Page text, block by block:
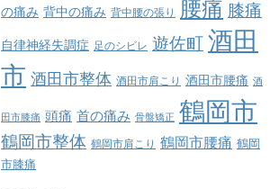
の痛み 背中の痛み 背中腰の張り 腰痛 膝痛
自律神経失調症 足のシビレ 遊佐町 酒田
市 酒田市整体 酒田市肩こり 酒田市腰痛 酒
田市膝痛 頭痛 首の痛み 骨盤矯正 鶴岡市
鶴岡市整体 鶴岡市肩こり 鶴岡市腰痛 鶴岡
市膝痛